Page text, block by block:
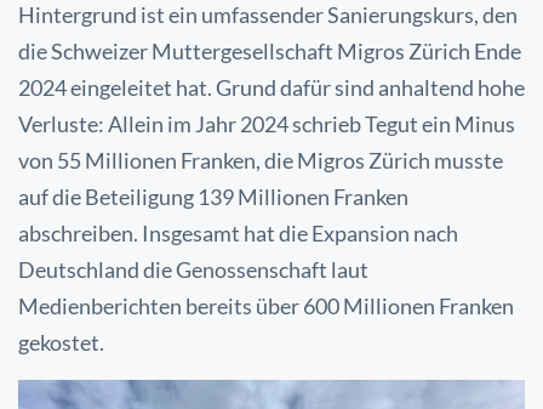
Hintergrund ist ein umfassender Sanierungskurs, den
die Schweizer Muttergesellschaft Migros Zürich Ende
2024 eingeleitet hat. Grund dafür sind anhaltend hohe
Verluste: Allein im Jahr 2024 schrieb Tegut ein Minus
von 55 Millionen Franken, die Migros Zürich musste
auf die Beteiligung 139 Millionen Franken
abschreiben. Insgesamt hat die Expansion nach
Deutschland die Genossenschaft laut
Medienberichten bereits über 600 Millionen Franken
gekostet.